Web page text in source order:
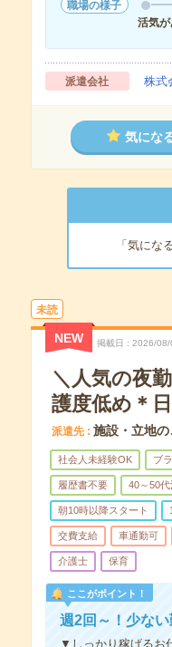
職場の様子
活気が
派遣会社 株式
気にな
「気にな
未読
NEW 掲載日 2026/08/
＼人気の夜
護度低め＊
派遣先 施設・立地の
社会人未経験OK ブ
履歴書不要 40～50代
朝10時以降スタート
交費支給 車通勤可
介護士 保育
ここがポイント！
週2回～！少な
▼しっかり稼げるお